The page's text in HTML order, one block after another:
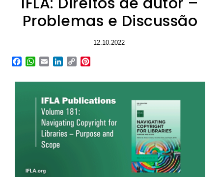
Problemas e Discussão
12.10.2022
Facebook
WhatsApp
EmailLinkedIn
Copy